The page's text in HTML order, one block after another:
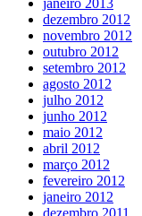
janeiro 2013
dezembro 2012
novembro 2012
outubro 2012
setembro 2012
agosto 2012
julho 2012
junho 2012
maio 2012
abril 2012
março 2012
fevereiro 2012
janeiro 2012